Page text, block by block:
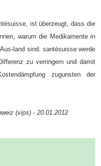
ist überzeugt, dass die
warum die Medikamente in
land sind. santésuisse werde
zu verringern und damit
zugunsten der
(vips) - 20.01.2012